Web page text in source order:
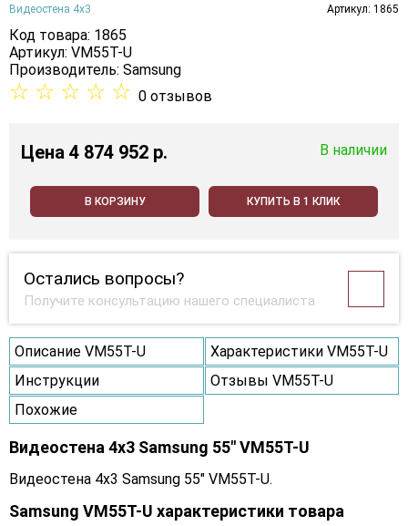
Видеостена 4х3 Артикул: 1865
Код товара: 1865
Артикул: VM55T-U
Производитель: Samsung
☆ ☆ ☆ ☆ ☆ 0 отзывов
Цена 4 874 952 p. В наличии
В КОРЗИНУ КУПИТЬ В 1 КЛИК
Остались вопросы?
Получите консультацию нашего специалиста
Описание VM55T-U
Характеристики VM55T-U
Инструкции
Отзывы VM55T-U
Похожие
Видеостена 4x3 Samsung 55" VM55T-U
Видеостена 4x3 Samsung 55" VM55T-U.
Samsung VM55T-U характеристики товара